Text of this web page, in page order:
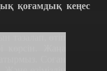
қоғамдық кеңес